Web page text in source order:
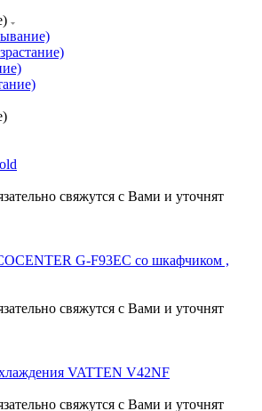
свяжутся с Вами и уточнят
G-F93EC со шкафчиком ,
свяжутся с Вами и уточнят
VATTEN V42NF
свяжутся с Вами и уточнят